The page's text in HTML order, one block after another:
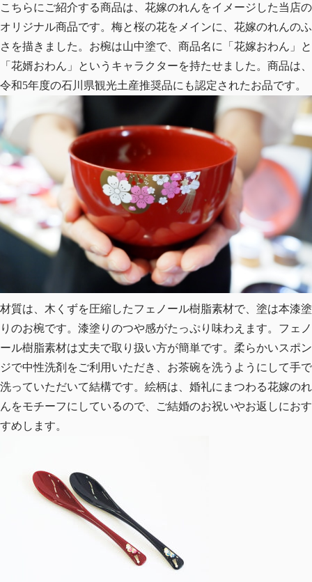
こちらにご紹介する商品は、花嫁のれんをイメージした当店の
オリジナル商品です。梅と桜の花をメインに、花嫁のれんのふ
さを描きました。お椀は山中塗で、商品名に「花嫁おわん」と
「花婿おわん」というキャラクターを持たせました。商品は、
令和5年度の石川県観光土産推奨品にも認定されたお品です。
材質は、木くずを圧縮したフェノール樹脂素材で、塗は本漆塗
りのお椀です。漆塗りのつや感がたっぷり味わえます。フェノ
ール樹脂素材は丈夫で取り扱い方が簡単です。柔らかいスポン
ジで中性洗剤をご利用いただき、お茶碗を洗うようにして手で
洗っていただいて結構です。絵柄は、婚礼にまつわる花嫁のれ
んをモチーフにしているので、ご結婚のお祝いやお返しにおす
すめします。